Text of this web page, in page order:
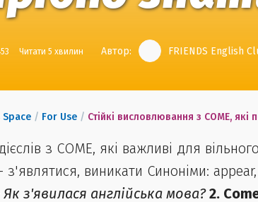
Читати 5 хвилин Автор: FRIENDS English
Space / For Use / Стійкі висловлювання з COME, які
з COME, які важливі для
виникати Синоніми:
з'явилася англійська мова?2.